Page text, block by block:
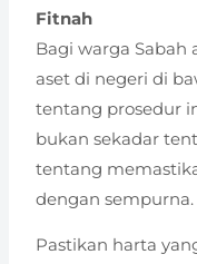
Fitnah
Bagi warga
aset di negeri di
tentang prosedur
bukan sekadar
tentang
dengan sempurna.
Pastikan harta